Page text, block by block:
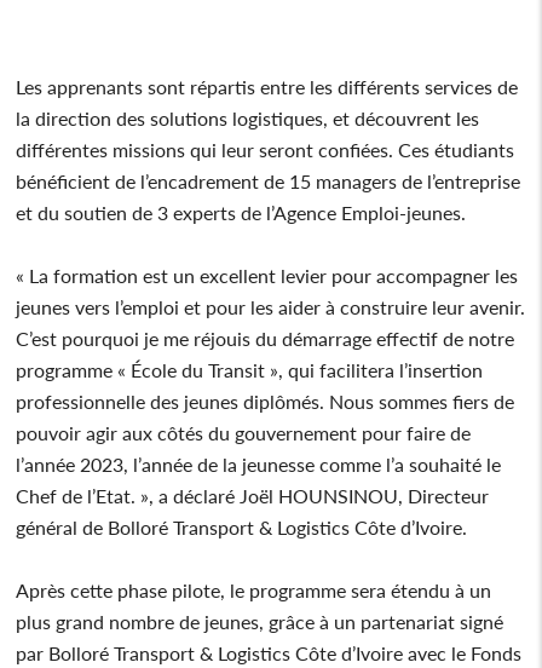
Les apprenants sont répartis entre les différents services de
la direction des solutions logistiques, et découvrent les
différentes missions qui leur seront confiées. Ces étudiants
bénéficient de l’encadrement de 15 managers de l’entreprise
et du soutien de 3 experts de l’Agence Emploi-jeunes.
« La formation est un excellent levier pour accompagner les
jeunes vers l’emploi et pour les aider à construire leur avenir.
C’est pourquoi je me réjouis du démarrage effectif de notre
programme « École du Transit », qui facilitera l’insertion
professionnelle des jeunes diplômés. Nous sommes fiers de
pouvoir agir aux côtés du gouvernement pour faire de
l’année 2023, l’année de la jeunesse comme l’a souhaité le
Chef de l’Etat. », a déclaré Joël HOUNSINOU, Directeur
général de Bolloré Transport & Logistics Côte d’Ivoire.
Après cette phase pilote, le programme sera étendu à un
plus grand nombre de jeunes, grâce à un partenariat signé
par Bolloré Transport & Logistics Côte d’Ivoire avec le Fonds